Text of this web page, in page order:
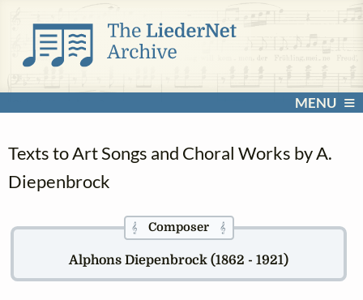
MENU
Texts to Art Songs and Choral Works by A.
Diepenbrock
𝄞Composer 𝄞
Alphons Diepenbrock (1862 - 1921)